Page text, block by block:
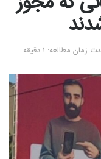
زمان مطالعه: 1 دقیقه